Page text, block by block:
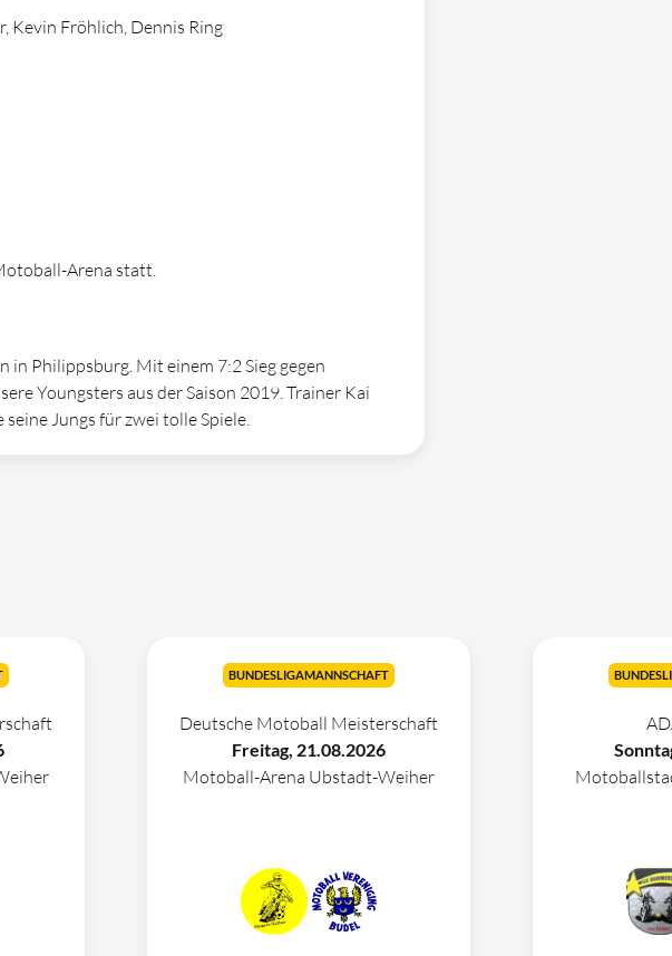
Kevin Fröhlich, Dennis Ring
Arena statt.
in Philippsburg. Mit einem 7:2 Sieg gegen
Youngsters aus der Saison 2019. Trainer Kai
Jungs für zwei tolle Spiele.
BUNDESLIGAMANNSCHAFT
Deutsche Motoball Meisterschaft
Freitag, 21.08.2026
Motoball-Arena Ubstadt-Weiher